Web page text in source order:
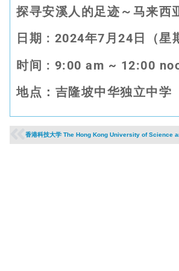
探寻安溪人的足迹～马来西
日期 : 2024年7月 24 日（星
时间 : 9:00 am ~ 12:00
地点：吉隆坡中华独立中学
香港科技大学 The Hong Kong University of Science